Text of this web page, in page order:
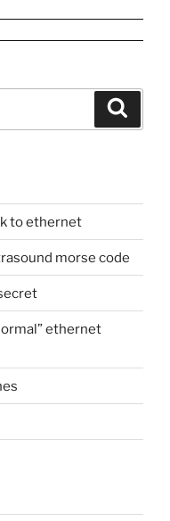
to ethernet
morse code
ethernet